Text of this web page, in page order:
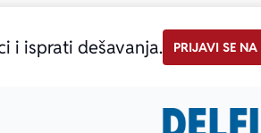
i isprati dešavanja. PRIJAVI SE NA